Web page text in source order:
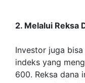
2. Melalui Reksa
Investor juga
indeks yang
600. Reksa dana